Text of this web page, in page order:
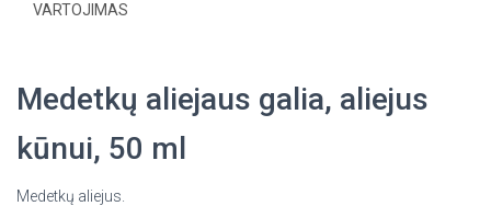
VARTOJIMAS
Medetkų aliejaus galia, aliejus
kūnui, 50 ml
Medetkų aliejus.